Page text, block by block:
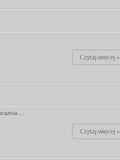
Czytaj więcej »
Czytaj więcej »